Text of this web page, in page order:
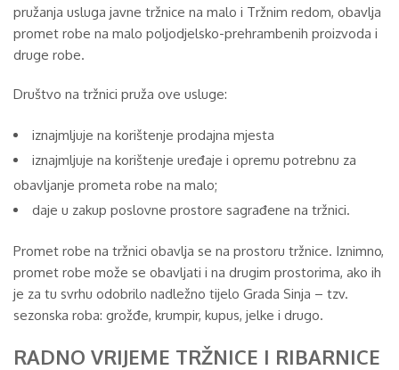
pružanja usluga javne tržnice na malo i Tržnim redom, obavlja
promet robe na malo poljodjelsko-prehrambenih proizvoda i
druge robe.
Društvo na tržnici pruža ove usluge:
iznajmljuje na korištenje prodajna mjesta
iznajmljuje na korištenje uređaje i opremu potrebnu za
obavljanje prometa robe na malo;
daje u zakup poslovne prostore sagrađene na tržnici.
Promet robe na tržnici obavlja se na prostoru tržnice. Iznimno,
promet robe može se obavljati i na drugim prostorima, ako ih
je za tu svrhu odobrilo nadležno tijelo Grada Sinja – tzv.
sezonska roba: grožđe, krumpir, kupus, jelke i drugo.
RADNO VRIJEME TRŽNICE I RIBARNICE